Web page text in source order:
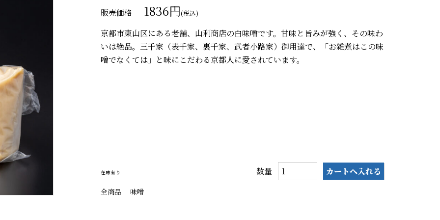
販売価格 1836円(税込)
京都市東山区にある老舗、山利商店の白味噌です。甘味と旨みが強く、その味わ
いは絶品。三千家（表千家、裏千家、武者小路家）御用達で、「お雑煮はこの味
噌でなくては」と味にこだわる京都人に愛されています。
在庫有り 数量
全商品 味噌